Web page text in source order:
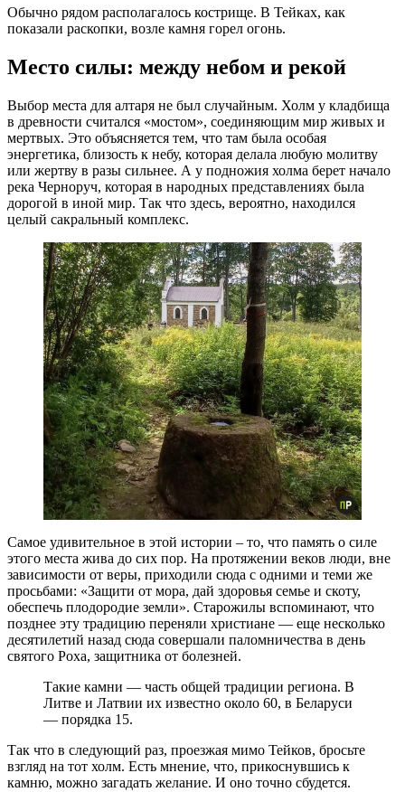
Обычно рядом располагалось кострище. В Тейках, как
показали раскопки, возле камня горел огонь.
Место силы: между небом и рекой
Выбор места для алтаря не был случайным. Холм у кладбища
в древности считался «мостом», соединяющим мир живых и
мертвых. Это объясняется тем, что там была особая
энергетика, близость к небу, которая делала любую молитву
или жертву в разы сильнее. А у подножия холма берет начало
река Черноруч, которая в народных представлениях была
дорогой в иной мир. Так что здесь, вероятно, находился
целый сакральный комплекс.
Самое удивительное в этой истории – то, что память о силе
этого места жива до сих пор. На протяжении веков люди, вне
зависимости от веры, приходили сюда с одними и теми же
просьбами: «Защити от мора, дай здоровья семье и скоту,
обеспечь плодородие земли». Старожилы вспоминают, что
позднее эту традицию переняли христиане — еще несколько
десятилетий назад сюда совершали паломничества в день
святого Роха, защитника от болезней.
Такие камни — часть общей традиции региона. В
Литве и Латвии их известно около 60, в Беларуси
— порядка 15.
Так что в следующий раз, проезжая мимо Тейков, бросьте
взгляд на тот холм. Есть мнение, что, прикоснувшись к
камню, можно загадать желание. И оно точно сбудется.